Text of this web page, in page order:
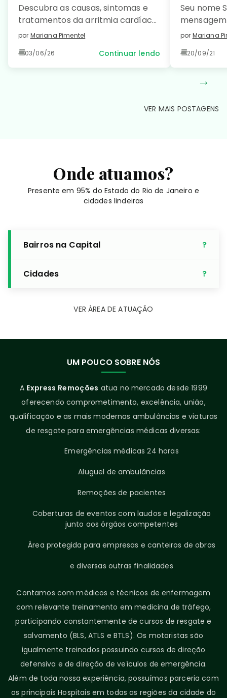
Descubra as causas, sintomas e
tratamentos da arritmia cardíaca
e saiba como prevenir essa
coração saudável. Leia no detalhe!
por Mariana Pimentel
03/06/26 Continuar lendo
Seu nome
como […]
por Mariana
20/09/21
→
VER MAIS POSTAGENS
Onde atuamos?
Presente em 95% do Estado do Rio de Janeiro e
cidades lindeiras
Bairros na Capital
Cidades
VER ÁREA DE ATUAÇÃO
UM POUCO SOBRE NÓS
A Express Remoções atua no mercado desde 1999
oferecendo comprometimento, excelência, união,
qualificação e as mais modernas ambulâncias e viaturas
de resgate para emergências médicas diversas:
Emergências médicas 24 horas
Aluguel de ambulâncias
Remoções de pacientes
Coberturas de eventos com laudos e legalização
junto aos órgãos competentes
Área protegida para empresas e canteiros de obras
e diversas outras finalidades
Contamos com médicos e técnicos de enfermagem
com relevante treinamento em medicina de tráfego,
participando constantemente de cursos de resgate e
salvamento (BLS, ATLS e BTLS). Os motoristas são
igualmente treinados possuindo cursos de direção
defensiva e de direção de veículos de emergência.
Além de toda nossa experiência, possuímos parceria com
os principais Hospitais em todas as regiões da cidade do